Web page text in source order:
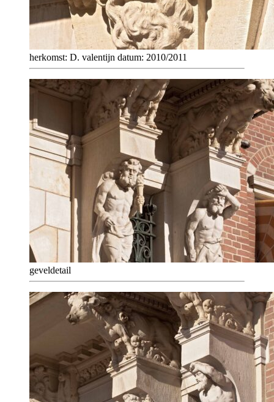
herkomst: D. valentijn datum: 2010/2011
geveldetail